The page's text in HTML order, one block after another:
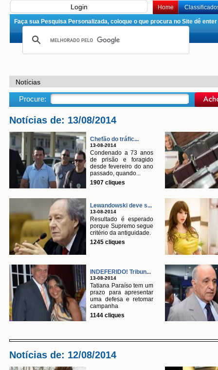
Login Home
Faça sua Pesquisa Personalizada, coloque o que procura no Site dê
Notícias
Procure:
Notícias de: 13/08/2014
Chefão do tráfic...
13-08-2014
Condenado a 73 anos
de prisão e foragido
desde fevereiro do ano
passado, quando...
1907 cliques
Lewandowski deve s...
13-08-2014
Resultado é esperado
porque Supremo segue
critério da antiguidade.
1245 cliques
INDEFERIDO! Tribun...
13-08-2014
Tatiana Paraíso tem um
prazo para apresentar
uma defesa e retomar
campanha
1144 cliques
Notícias de: 12/08/2014